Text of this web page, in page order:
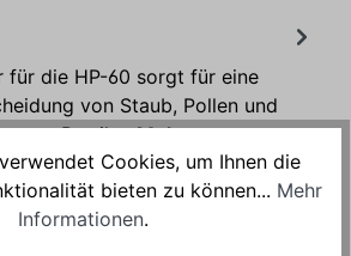
für die HP-60 sorgt für eine
von Staub, Pollen und
Partik…Mehr
Cookies, um Ihnen die
bieten zu können... Mehr
Informationen.